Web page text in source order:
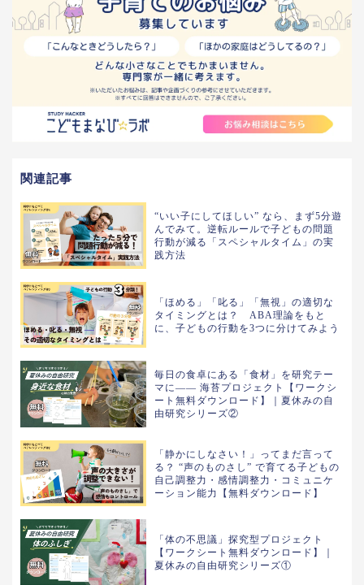
関連記事
“いい子にしてほしい” なら、まず5分遊
んでみて。逆転ルールで子どもの問題
行動が減る「スペシャルタイム」の実
践方法
「ほめる」「叱る」「無視」の適切な
タイミングとは？ ABA理論をもと
に、子どもの行動を3つに分けてみよう
毎日の食卓にある「食材」を研究テー
マに—— 海苔プロジェクト【ワークシ
ート無料ダウンロード】｜夏休みの自
由研究シリーズ②
「静かにしなさい！」ってまだ言って
る？ “声のものさし” で育てる子どもの
自己調整力・感情調整力・コミュニケ
ーション能力【無料ダウンロード】
「体の不思議」探究型プロジェクト
【ワークシート無料ダウンロード】｜
夏休みの自由研究シリーズ①